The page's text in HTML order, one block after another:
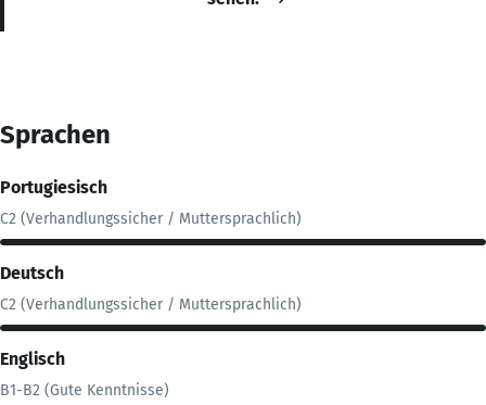
Sprachen
Portugiesisch
C2 (Verhandlungssicher / Muttersprachlich)
Deutsch
C2 (Verhandlungssicher / Muttersprachlich)
Englisch
B1-B2 (Gute Kenntnisse)